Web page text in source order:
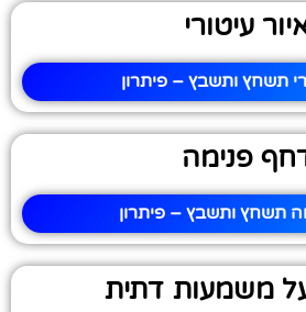
עיטורי
תשחץ ותשבץ – פיתרון
פנימה
תשחץ ותשבץ – פיתרון
משמעות דתית